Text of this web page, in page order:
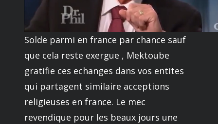
Solde parmi en france par chance sauf
que cela reste exergue , Mektoube
gratifie ces echanges dans vos entites
qui partagent similaire acceptions
religieuses en france. Le mec
revendique pour les beaux jours une